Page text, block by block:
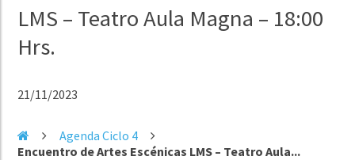
LMS – Teatro Aula Magna – 18:00
Hrs.
21/11/2023
Agenda Ciclo 4
Encuentro de Artes Escénicas LMS – Teatro Aula...